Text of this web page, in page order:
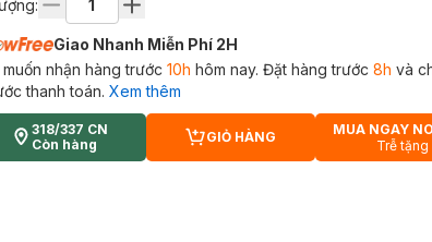
Giao Nhanh Miễn Phí 2H
muốn nhận hàng trước 10h hôm nay. Đặt hàng trước 8h và
thanh toán. Xem thêm
318/337 CN
Còn hàng
CART PLUS ICON
GIỎ HÀNG
MUA NGAY
Trễ tặng